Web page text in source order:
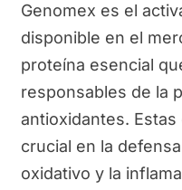
Genomex es el
disponible en el
proteína esencial
responsables de la
antioxidantes.
crucial en la
oxidativo y la